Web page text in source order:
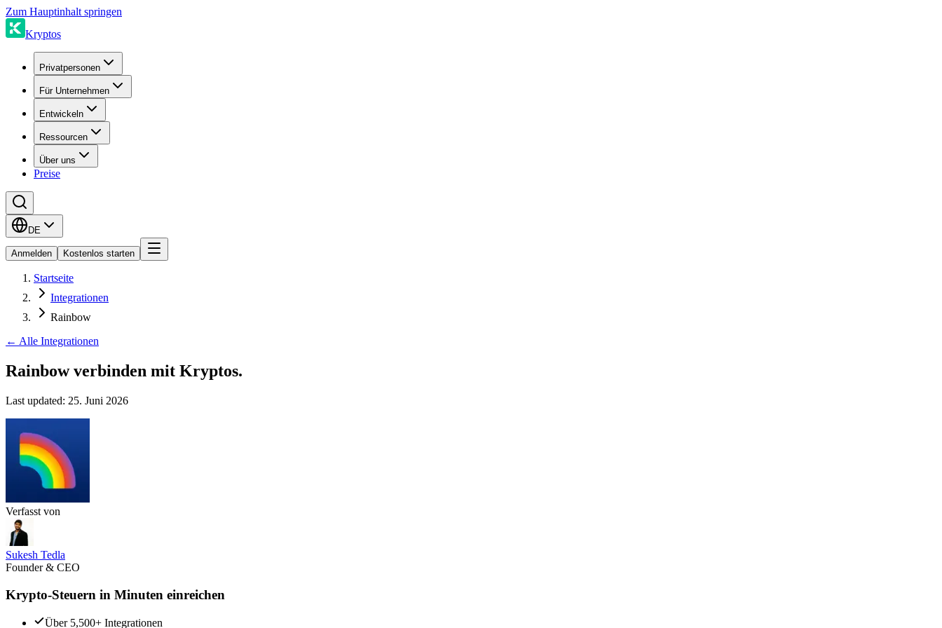
Zum Hauptinhalt springen
Kryptos
Privatpersonen
Für Unternehmen
Entwickeln
Ressourcen
Über uns
Preise
DE
Anmelden Kostenlos starten
Startseite
Integrationen
Rainbow
← Alle Integrationen
Rainbow verbinden mit Kryptos.
Last updated: 25. Juni 2026
Verfasst von
Sukesh Tedla
Founder & CEO
Krypto-Steuern in Minuten einreichen
Über 5,500+ Integrationen